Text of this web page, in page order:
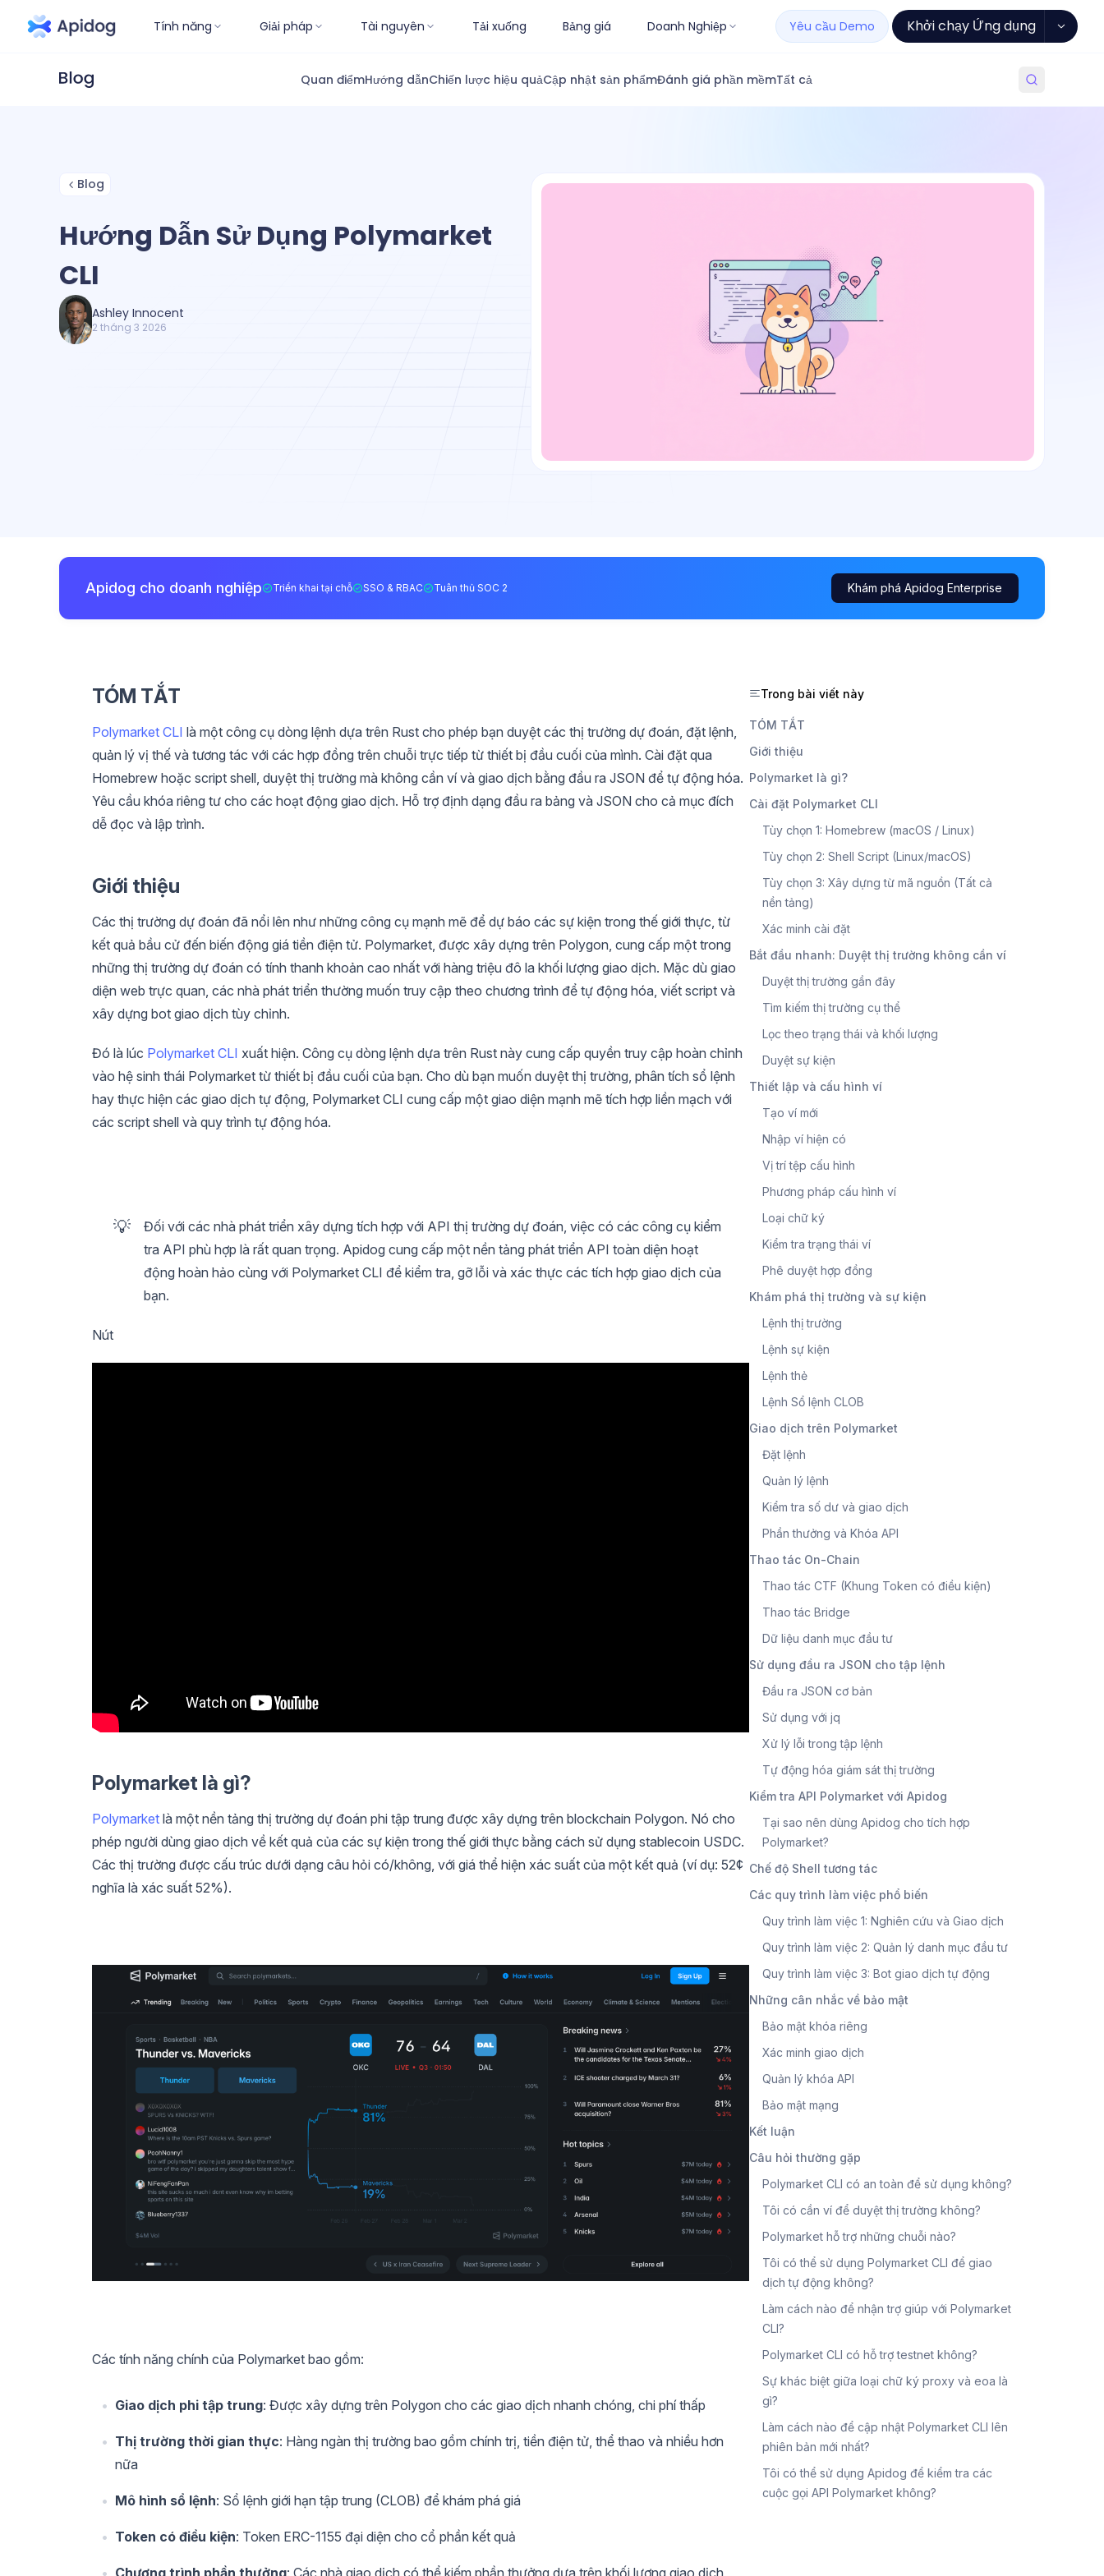
Tính năng Giải pháp Tài nguyên Tải xuống Bảng giá Doanh Nghiệp Yêu cầu Demo Khởi chạy Ứng dụng
Quan điểmHướng dẫnChiến lược hiệu quảCập nhật sản phẩmĐánh giá phần mềmTất cả
Blog
Hướng Dẫn Sử Dụng Polymarket
CLI
Ashley Innocent
2 tháng 3 2026
Apidog cho doanh nghiệp Triển khai tại chỗ SSO & RBAC Tuân thủ SOC 2 Khám phá Apidog Enterprise
TÓM TẮT
Polymarket CLI là một công cụ dòng lệnh dựa trên Rust cho phép bạn duyệt các thị trường dự đoán, đặt lệnh,
quản lý vị thế và tương tác với các hợp đồng trên chuỗi trực tiếp từ thiết bị đầu cuối của mình. Cài đặt qua
Homebrew hoặc script shell, duyệt thị trường mà không cần ví và giao dịch bằng đầu ra JSON để tự động hóa.
Yêu cầu khóa riêng tư cho các hoạt động giao dịch. Hỗ trợ định dạng đầu ra bảng và JSON cho cả mục đích
dễ đọc và lập trình.
Giới thiệu
Các thị trường dự đoán đã nổi lên như những công cụ mạnh mẽ để dự báo các sự kiện trong thế giới thực, từ
kết quả bầu cử đến biến động giá tiền điện tử. Polymarket, được xây dựng trên Polygon, cung cấp một trong
những thị trường dự đoán có tính thanh khoản cao nhất với hàng triệu đô la khối lượng giao dịch. Mặc dù giao
diện web trực quan, các nhà phát triển thường muốn truy cập theo chương trình để tự động hóa, viết script và
xây dựng bot giao dịch tùy chỉnh.
Đó là lúc Polymarket CLI xuất hiện. Công cụ dòng lệnh dựa trên Rust này cung cấp quyền truy cập hoàn chỉnh
vào hệ sinh thái Polymarket từ thiết bị đầu cuối của bạn. Cho dù bạn muốn duyệt thị trường, phân tích sổ lệnh
hay thực hiện các giao dịch tự động, Polymarket CLI cung cấp một giao diện mạnh mẽ tích hợp liền mạch với
các script shell và quy trình tự động hóa.
💡
Đối với các nhà phát triển xây dựng tích hợp với API thị trường dự đoán, việc có các công cụ kiểm
tra API phù hợp là rất quan trọng. Apidog cung cấp một nền tảng phát triển API toàn diện hoạt
động hoàn hảo cùng với Polymarket CLI để kiểm tra, gỡ lỗi và xác thực các tích hợp giao dịch của
bạn.
Nút
Polymarket là gì?
Polymarket là một nền tảng thị trường dự đoán phi tập trung được xây dựng trên blockchain Polygon. Nó cho
phép người dùng giao dịch về kết quả của các sự kiện trong thế giới thực bằng cách sử dụng stablecoin USDC.
Các thị trường được cấu trúc dưới dạng câu hỏi có/không, với giá thể hiện xác suất của một kết quả (ví dụ: 52¢
nghĩa là xác suất 52%).
Các tính năng chính của Polymarket bao gồm:
Giao dịch phi tập trung: Được xây dựng trên Polygon cho các giao dịch nhanh chóng, chi phí thấp
Thị trường thời gian thực: Hàng ngàn thị trường bao gồm chính trị, tiền điện tử, thể thao và nhiều hơn
nữa
Mô hình sổ lệnh: Sổ lệnh giới hạn tập trung (CLOB) để khám phá giá
Token có điều kiện: Token ERC-1155 đại diện cho cổ phần kết quả
Chương trình phần thưởng: Các nhà giao dịch có thể kiếm phần thưởng dựa trên khối lượng giao dịch
Trong bài viết này
TÓM TẮT
Giới thiệu
Polymarket là gì?
Cài đặt Polymarket CLI
Tùy chọn 1: Homebrew (macOS / Linux)
Tùy chọn 2: Shell Script (Linux/macOS)
Tùy chọn 3: Xây dựng từ mã nguồn (Tất cả
nền tảng)
Xác minh cài đặt
Bắt đầu nhanh: Duyệt thị trường không cần ví
Duyệt thị trường gần đây
Tìm kiếm thị trường cụ thể
Lọc theo trạng thái và khối lượng
Duyệt sự kiện
Thiết lập và cấu hình ví
Tạo ví mới
Nhập ví hiện có
Vị trí tệp cấu hình
Phương pháp cấu hình ví
Loại chữ ký
Kiểm tra trạng thái ví
Phê duyệt hợp đồng
Khám phá thị trường và sự kiện
Lệnh thị trường
Lệnh sự kiện
Lệnh thẻ
Lệnh Sổ lệnh CLOB
Giao dịch trên Polymarket
Đặt lệnh
Quản lý lệnh
Kiểm tra số dư và giao dịch
Phần thưởng và Khóa API
Thao tác On-Chain
Thao tác CTF (Khung Token có điều kiện)
Thao tác Bridge
Dữ liệu danh mục đầu tư
Sử dụng đầu ra JSON cho tập lệnh
Đầu ra JSON cơ bản
Sử dụng với jq
Xử lý lỗi trong tập lệnh
Tự động hóa giám sát thị trường
Kiểm tra API Polymarket với Apidog
Tại sao nên dùng Apidog cho tích hợp
Polymarket?
Chế độ Shell tương tác
Các quy trình làm việc phổ biến
Quy trình làm việc 1: Nghiên cứu và Giao dịch
Quy trình làm việc 2: Quản lý danh mục đầu tư
Quy trình làm việc 3: Bot giao dịch tự động
Những cân nhắc về bảo mật
Bảo mật khóa riêng
Xác minh giao dịch
Quản lý khóa API
Bảo mật mạng
Kết luận
Câu hỏi thường gặp
Polymarket CLI có an toàn để sử dụng không?
Tôi có cần ví để duyệt thị trường không?
Polymarket hỗ trợ những chuỗi nào?
Tôi có thể sử dụng Polymarket CLI để giao
dịch tự động không?
Làm cách nào để nhận trợ giúp với Polymarket
CLI?
Polymarket CLI có hỗ trợ testnet không?
Sự khác biệt giữa loại chữ ký proxy và eoa là
gì?
Làm cách nào để cập nhật Polymarket CLI lên
phiên bản mới nhất?
Tôi có thể sử dụng Apidog để kiểm tra các
cuộc gọi API Polymarket không?